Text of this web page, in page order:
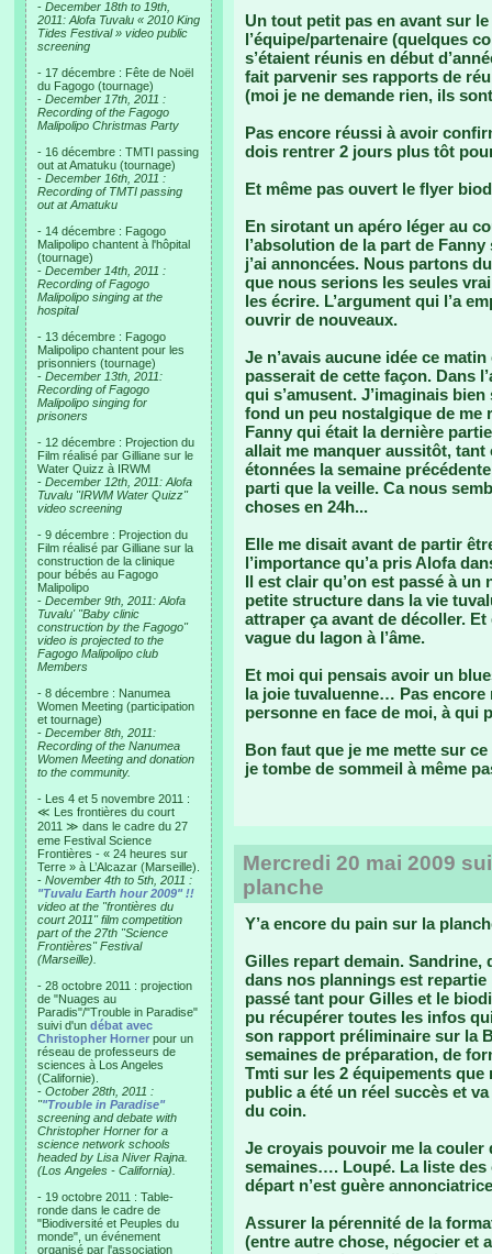
- December 18th to 19th,
2011: Alofa Tuvalu « 2010 King
Tides Festival » video public
screening
- 17 décembre : Fête de Noël
du Fagogo (tournage)
- December 17th, 2011 :
Recording of the Fagogo
Malipolipo Christmas Party
- 16 décembre : TMTI passing
out at Amatuku (tournage)
- December 16th, 2011 :
Recording of TMTI passing
out at Amatuku
- 14 décembre : Fagogo
Malipolipo chantent à l'hôpital
(tournage)
- December 14th, 2011 :
Recording of Fagogo
Malipolipo singing at the
hospital
- 13 décembre : Fagogo
Malipolipo chantent pour les
prisonniers (tournage)
- December 13th, 2011:
Recording of Fagogo
Malipolipo singing for
prisoners
- 12 décembre : Projection du
Film réalisé par Gilliane sur le
Water Quizz à IRWM
- December 12th, 2011: Alofa
Tuvalu "IRWM Water Quizz"
video screening
- 9 décembre : Projection du
Film réalisé par Gilliane sur la
construction de la clinique
pour bébés au Fagogo
Malipolipo
- December 9th, 2011: Alofa
Tuvalu' "Baby clinic
construction by the Fagogo"
video is projected to the
Fagogo Malipolipo club
Members
- 8 décembre : Nanumea
Women Meeting (participation
et tournage)
- December 8th, 2011:
Recording of the Nanumea
Women Meeting and donation
to the community.
- Les 4 et 5 novembre 2011 :
≪ Les frontières du court
2011 ≫ dans le cadre du 27
eme Festival Science
Frontières - « 24 heures sur
Terre » à L’Alcazar (Marseille).
- November 4th to 5th, 2011 :
"Tuvalu Earth hour 2009" !!
video at the "frontières du
court 2011" film competition
part of the 27th "Science
Frontières" Festival
(Marseille).
- 28 octobre 2011 : projection
de "Nuages au
Paradis"/"Trouble in Paradise"
suivi d'un débat avec
Christopher Horner pour un
réseau de professeurs de
sciences à Los Angeles
(Californie).
- October 28th, 2011 :
""Trouble in Paradise"
screening and debate with
Christopher Horner for a
science network schools
headed by Lisa Niver Rajna.
(Los Angeles - California).
- 19 octobre 2011 : Table-
ronde dans le cadre de
"Biodiversité et Peuples du
monde", un événement
organisé par l'association
Un tout petit pas en avant sur
l’équipe/partenaire (quelques
s’étaient réunis en début
fait parvenir ses rapports de
(moi je ne demande rien, ils
Pas encore réussi à avoir
dois rentrer 2 jours plus tôt
Et même pas ouvert le flyer
En sirotant un apéro léger au
l’absolution de la part de
j’ai annoncées. Nous partons
que nous serions les seules
les écrire. L’argument qui l’a
ouvrir de nouveaux.
Je n’avais aucune idée ce
passerait de cette façon. Dans
qui s’amusent. J’imaginais
fond un peu nostalgique de me
Fanny qui était la dernière
allait me manquer aussitôt,
étonnées la semaine
parti que la veille. Ca nous
choses en 24h...
Elle me disait avant de partir
l’importance qu’a pris Alofa
Il est clair qu’on est passé à
petite structure dans la vie
attraper ça avant de décoller.
vague du lagon à l’âme.
Et moi qui pensais avoir un
la joie tuvaluenne… Pas encore
personne en face de moi, à qui
Bon faut que je me mette sur
je tombe de sommeil à même
Mercredi 20 mai 2009
planche
Y’a encore du pain sur la
Gilles repart demain. Sandrine,
dans nos plannings est repartie
passé tant pour Gilles et le
pu récupérer toutes les infos
son rapport préliminaire sur la
semaines de préparation, de
Tmti sur les 2 équipements que
public a été un réel succès et
du coin.
Je croyais pouvoir me la couler
semaines…. Loupé. La liste des
départ n’est guère
Assurer la pérennité de la
(entre autre chose, négocier et